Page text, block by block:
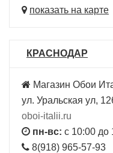
показать на карте
КРАСНОДАР
Магазин Обои
ул. Уральская ул,
oboi-italii.ru
пн-вс: с 10:00 до
8(918) 965-57-93